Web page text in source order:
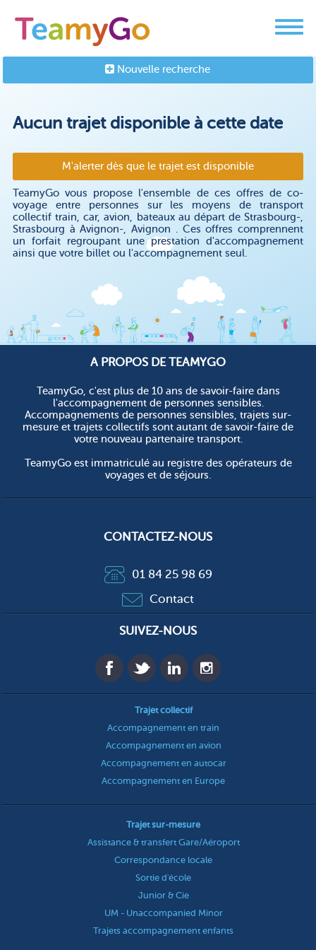
Nouvelle recherche
Aucun trajet disponible à cette date
M'alerter dès que le trajet est disponible
TeamyGo vous propose l'ensemble de ces offres de co-
voyage entre personnes sur les moyens de transport
collectif train, car, avion, bateaux au départ de Strasbourg-,
Strasbourg à Avignon-, Avignon . Ces offres comprennent
un forfait regroupant une prestation d'accompagnement
ainsi que votre billet ou l'accompagnement seul.
A PROPOS DE TEAMYGO
TeamyGo, c'est plus de 10 ans de savoir-faire dans
l'accompagnement de personnes sensibles.
Accompagnements de personnes sensibles, trajets sur-
mesure et trajets collectifs sont autant de savoir-faire de
votre nouveau partenaire transport.
TeamyGo est immatriculé au registre des opérateurs de
voyages et de séjours.
CONTACTEZ-NOUS
01 84 25 98 69
Contact
SUIVEZ-NOUS
Trajet collectif
Accompagnement en train
Accompagnement en avion
Accompagnement en autocar
Accompagnement en Europe
Trajet sur-mesure
Assistance & transfert Gare/Aéroport
Correspondance locale
Sortie d'école
Junior & Cie
UM - Unaccompanied Minor
Trajets accompagnement enfants